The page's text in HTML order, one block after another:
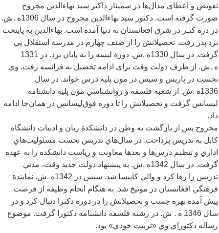
تفويض و اعطاي مدالها در سمينار داکتر سيد بهاءالدين مجروح
صورت گرفته است. دکتور سيد بهاءالدين مجروح در سال 1306ه
.ش.
در دره کنـر در شرق افغانستان به دنيا آمده است. بهاءالدين به پايتخت
نزد پدر رفت. تحصيلاتش را از صنف چهارم در مدرسة استقلال پي
گرفت. در سال 1330ه
.ش. دورة ليسه را به پايان برد. در 1331
ه .ش. از طرف دولت وقت براي ادامه تحصيل به فرانسه رفت. وي
نخست در پاريس و سپس در مون پليه درس خواند. در سال
1336ه
.ش. از شعبه فلسفه و روانشناسي مون پليه دانشنامه
ليسانس گرفت و تحصيلاتش را تا دوره فوقليسانس در همانجا ادامه
داد.
مجروح پس از بازگشت به وطن در دانشکدة زبان و ادبيات دانشگاه
کابل به تدريس پرداخت. در سالهاي تدريس نخست مسئوليتهاي
اداري و تنظيم درسها و بعدها معاونت و رياست دانشکده را به عهده
گرفت. در سال 1342ه
.ش. به پيشنهاد دولت جديد وقت، مدتي
تدريس را رها کرد و والي کاپيسا شد. سپس در 1342ه
.ش. نمايندة
فرهنگي افغانستان در مونيخ شد. به هنگام انجام وظيفه از فرصت
پيش آمده بهره جست و تحصيلاتش را در دوره دکترا دنبال کرد و در
سال 1346 ه
. ش. در رشته فلسفه دانشنامه دکتورا گرفت. موضوع
رساله دکتوراي وي «تربيت خودي» بود.